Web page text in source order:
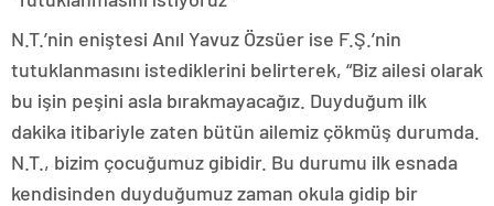
N.T.’nin eniştesi Anıl Yavuz Özsüer ise F.Ş.’nin
tutuklanmasını istediklerini belirterek, “Biz ailesi olarak
bu işin peşini asla bırakmayacağız. Duyduğum ilk
dakika itibariyle zaten bütün ailemiz çökmüş durumda.
N.T., bizim çocuğumuz gibidir. Bu durumu ilk esnada
kendisinden duyduğumuz zaman okula gidip bir